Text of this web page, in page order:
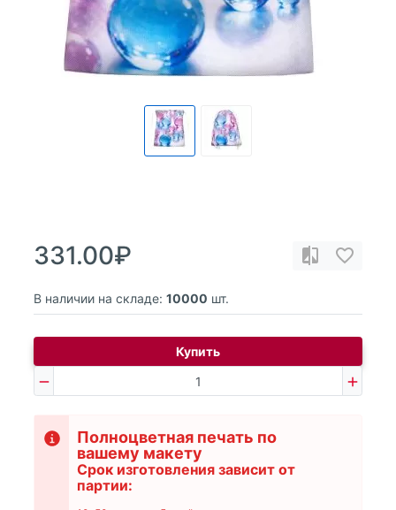
331.00₽
В наличии на складе: 10000 шт.
Купить
Полноцветная печать по
вашему макету
Срок изготовления зависит от
партии: